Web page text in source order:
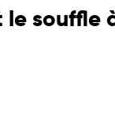
souffle